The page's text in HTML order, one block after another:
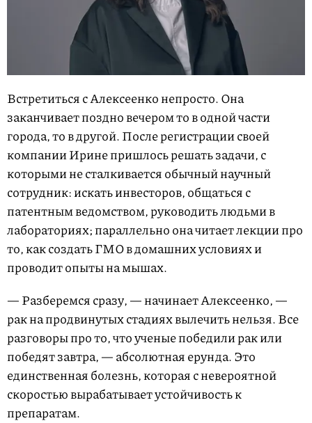
Встретиться с Алексеенко непросто. Она
заканчивает поздно вечером то в одной части
города, то в другой. После регистрации своей
компании Ирине пришлось решать задачи, с
которыми не сталкивается обычный научный
сотрудник: искать инвесторов, общаться с
патентным ведомством, руководить людьми в
лабораториях; параллельно она читает лекции про
то, как создать ГМО в домашних условиях и
проводит опыты на мышах.
— Разберемся сразу, — начинает Алексеенко, —
рак на продвинутых стадиях вылечить нельзя. Все
разговоры про то, что ученые победили рак или
победят завтра, — абсолютная ерунда. Это
единственная болезнь, которая с невероятной
скоростью вырабатывает устойчивость к
препаратам.